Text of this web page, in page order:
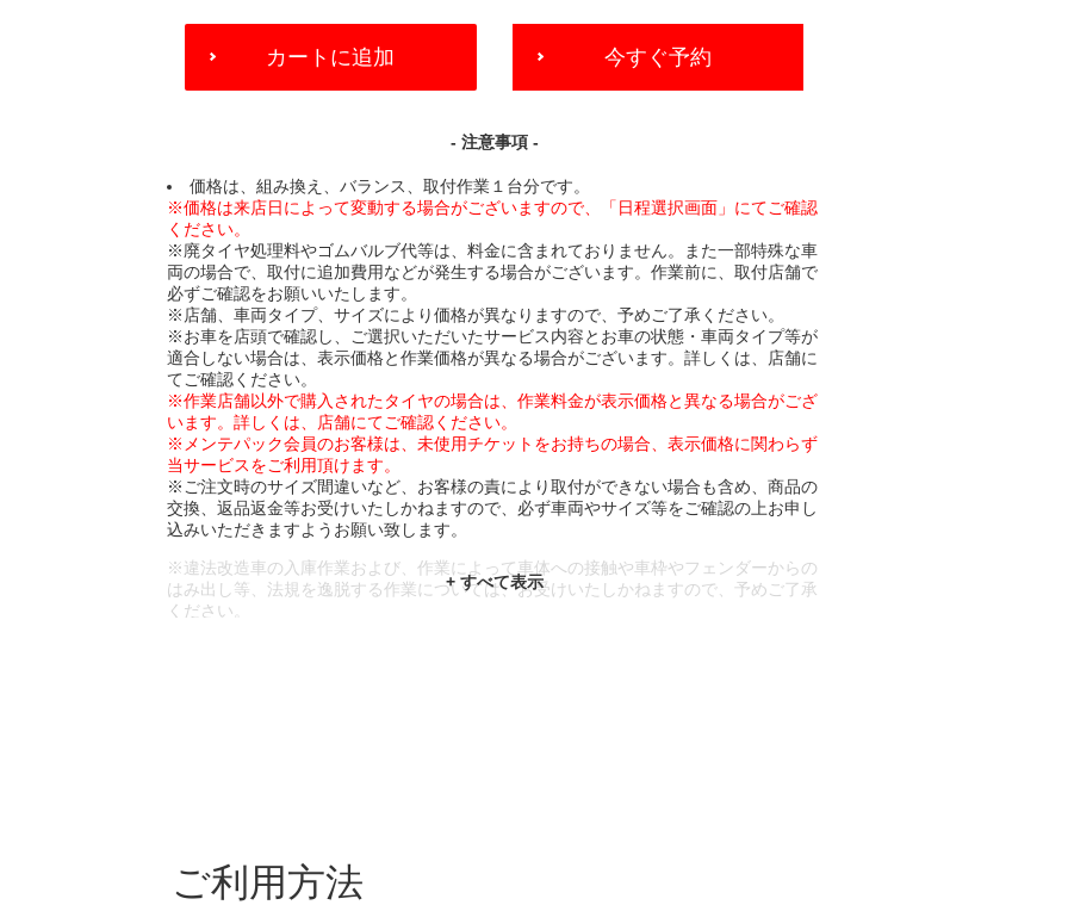
ADD
CART
カートに追加 今すぐ予約
- 注意事項 -
価格は、組み換え、バランス、取付作業１台分です。
※価格は来店日によって変動する場合がございますので、「日程選択画面」にてご確認
ください。
※廃タイヤ処理料やゴムバルブ代等は、料金に含まれておりません。また一部特殊な車
両の場合で、取付に追加費用などが発生する場合がございます。作業前に、取付店舗で
必ずご確認をお願いいたします。
※店舗、車両タイプ、サイズにより価格が異なりますので、予めご了承ください。
※お車を店頭で確認し、ご選択いただいたサービス内容とお車の状態・車両タイプ等が
適合しない場合は、表示価格と作業価格が異なる場合がございます。詳しくは、店舗に
てご確認ください。
※作業店舗以外で購入されたタイヤの場合は、作業料金が表示価格と異なる場合がござ
います。詳しくは、店舗にてご確認ください。
※メンテパック会員のお客様は、未使用チケットをお持ちの場合、表示価格に関わらず
当サービスをご利用頂けます。
※ご注文時のサイズ間違いなど、お客様の責により取付ができない場合も含め、商品の
交換、返品返金等お受けいたしかねますので、必ず車両やサイズ等をご確認の上お申し
込みいただきますようお願い致します。
※違法改造車の入庫作業および、作業によって車体への接触や車枠やフェンダーからの
はみ出し等、法規を逸脱する作業については、お受けいたしかねますので、予めご了承
ください。
ご利用方法